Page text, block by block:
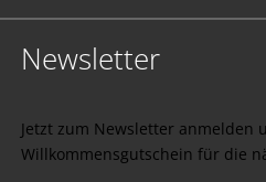
Newsletter
Jetzt zum Newsletter anmelden
Willkommensgutschein für die